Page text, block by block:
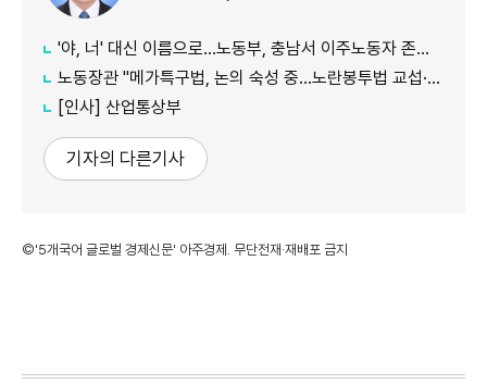
'야, 너' 대신 이름으로…노동부, 충남서 이주노동자 존중 캠페인
노동장관 "메가특구법, 논의 숙성 중…노란봉투법 교섭·쟁의 기준 구체화"
[인사] 산업통상부
기자의 다른기사
©'5개국어 글로벌 경제신문' 아주경제. 무단전재·재배포 금지